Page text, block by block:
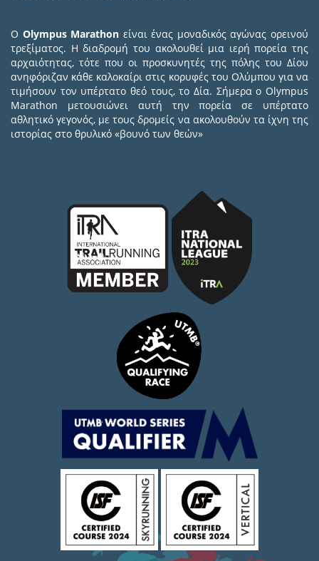
Ο Olympus Marathon είναι ένας μοναδικός αγώνας ορεινού
τρεξίματος. Η διαδρομή του ακολουθεί μια ιερή πορεία της
αρχαιότητας, τότε που οι προσκυνητές της πόλης του Δίου
ανηφόριζαν κάθε καλοκαίρι στις κορυφές του Ολύμπου για να
τιμήσουν τον υπέρτατο θεό τους, το Δία. Σήμερα ο Olympus
Marathon μετουσιώνει αυτή την πορεία σε υπέρτατο
αθλητικό γεγονός, με τους δρομείς να ακολουθούν τα ίχνη της
ιστορίας στο θρυλικό «βουνό των θεών»